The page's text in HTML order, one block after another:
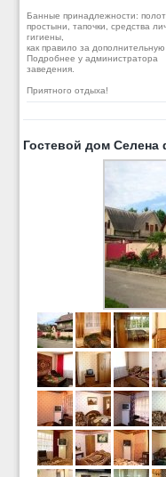
Банные принадлежности:
простыни, тапочки, средства
гигиены,
как правило за дополнительную
Подробнее у администратора
заведения.
Приятного отдыха!
Гостевой дом Селена